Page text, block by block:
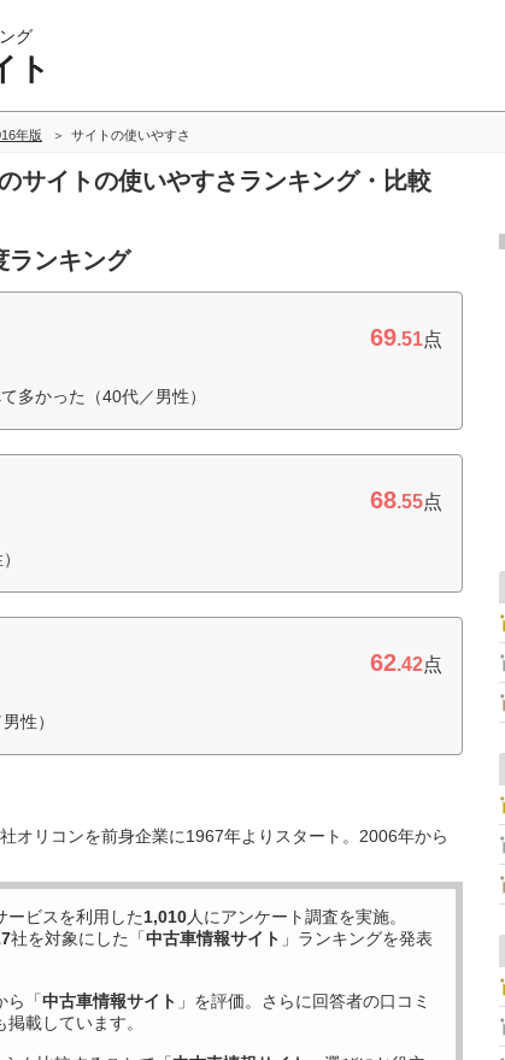
グ
ト
年版 サイトの使いやすさ
サイトの使いやすさランキング・比較
ランキング
69.51点
多かった（40代／男性）
68.55点
62.42点
性）
オリコンを前身企業に1967年よりスタート。2006年から
ービスを利用した1,010人にアンケート調査を実施。
社を対象にした「中古車情報サイト 」ランキングを発表
ら「中古車情報サイト 」を評価。さらに回答者の口コミ
載しています。